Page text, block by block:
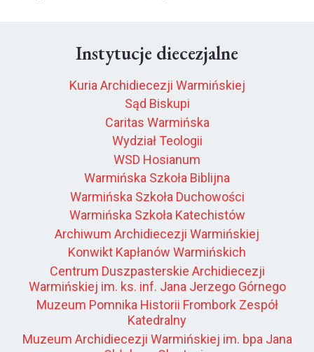
Instytucje diecezjalne
Kuria Archidiecezji Warmińskiej
Sąd Biskupi
Caritas Warmińska
Wydział Teologii
WSD Hosianum
Warmińska Szkoła Biblijna
Warmińska Szkoła Duchowości
Warmińska Szkoła Katechistów
Archiwum Archidiecezji Warmińskiej
Konwikt Kapłanów Warmińskich
Centrum Duszpasterskie Archidiecezji
Warmińskiej im. ks. inf. Jana Jerzego Górnego
Muzeum Pomnika Historii Frombork Zespół
Katedralny
Muzeum Archidiecezji Warmińskiej im. bpa Jana